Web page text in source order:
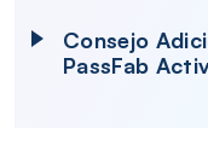
Consejo
PassFab